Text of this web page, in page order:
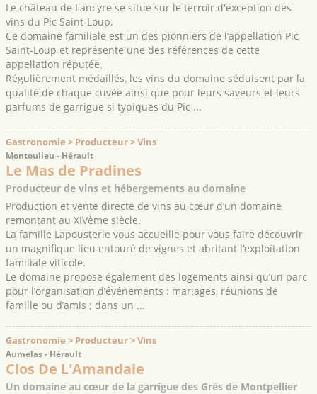
Le château de Lancyre se situe sur le terroir d'exception des
vins du Pic Saint-Loup.
Ce domaine familiale est un des pionniers de l’appellation Pic
Saint-Loup et représente une des références de cette
appellation réputée.
Régulièrement médaillés, les vins du domaine séduisent par la
qualité de chaque cuvée ainsi que pour leurs saveurs et leurs
parfums de garrigue si typiques du Pic ...
Gastronomie > Producteur > Vins
Montoulieu - Hérault
Le Mas de Pradines
Producteur de vins et hébergements au domaine
Production et vente directe de vins au cœur d’un domaine
remontant au XIVème siècle.
La famille Lapousterle vous accueille pour vous faire découvrir
un magnifique lieu entouré de vignes et abritant l’exploitation
familiale viticole.
Le domaine propose également des logements ainsi qu’un parc
pour l’organisation d’événements : mariages, réunions de
famille ou d’amis ; dans un ...
Gastronomie > Producteur > Vins
Aumelas - Hérault
Clos De L'Amandaie
Un domaine au cœur de la garrigue des Grés de Montpellier